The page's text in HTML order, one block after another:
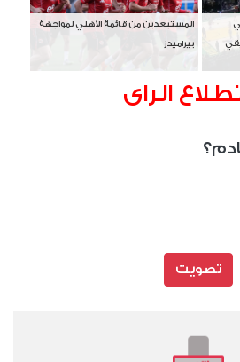
المستبعدين من قائمة الأهلي لمواجهة
بيراميدز
الراى
تصويت